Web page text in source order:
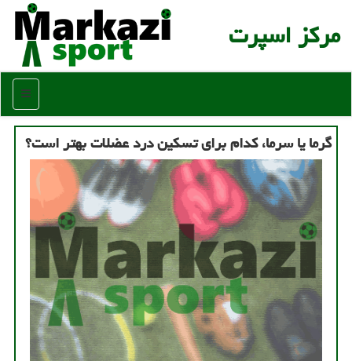
مركز اسپرت
منو
گرما یا سرما، كدام برای تسكین درد عضلات بهتر است؟